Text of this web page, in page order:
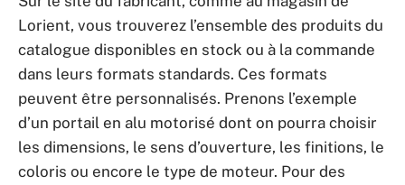
Lorient, vous trouverez l’ensemble des produits du
catalogue disponibles en stock ou à la commande
dans leurs formats standards. Ces formats
peuvent être personnalisés. Prenons l’exemple
d’un portail en alu motorisé dont on pourra choisir
les dimensions, le sens d’ouverture, les finitions, le
coloris ou encore le type de moteur. Pour des